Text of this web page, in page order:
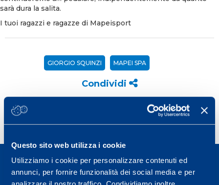
Questo sito web utilizza i cookie
Utilizziamo i cookie per personalizzare contenuti ed
annunci, per fornire funzionalità dei social media e per
sarà dura la salita.
I tuoi ragazzi e ragazze di Mapeisport
GIORGIO SQUINZI MAPEI SPA
Condividi